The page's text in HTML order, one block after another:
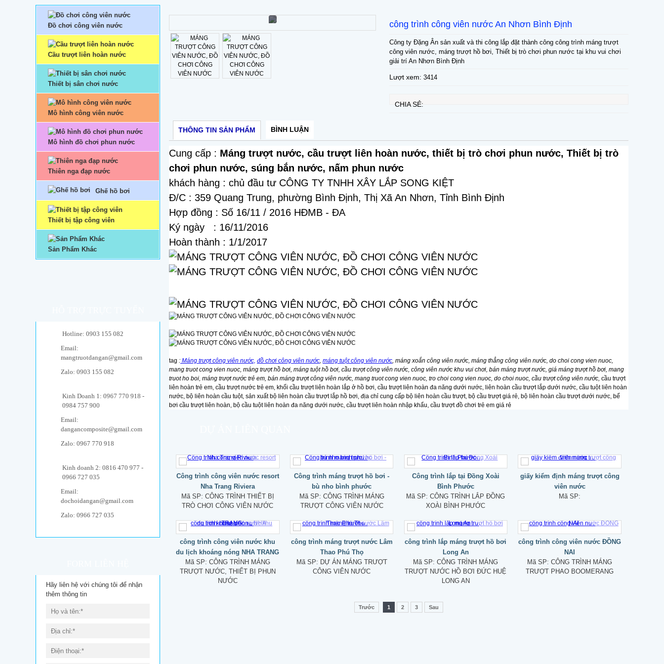
công trình công viên nước An Nhơn Bình Định
Công ty Đặng Ân sản xuất và thi công lắp đặt thành công công trình máng trượt
công viên nước, máng trượt hồ bơi, Thiết bị trò chơi phun nước tại khu vui chơi
giải trí An Nhơn Bình Định
Lượt xem: 3414
CHIA SẺ:
THÔNG TIN SẢN PHẨM BÌNH LUẬN
Cung cấp : Máng trượt nước, cầu trượt liên hoàn nước, thiết bị trò chơi phun nước, Thiết bị trò
chơi phun nước, súng bắn nước, nấm phun nước
khách hàng : chủ đầu tư CÔNG TY TNHH XÂY LẮP SONG KIỆT
Đ/C : 359 Quang Trung, phường Bình Định, Thị Xã An Nhơn, Tỉnh Bình Định
Hợp đồng : Số 16/11 / 2016 HĐMB - ĐA
Ký ngày : 16/11/2016
Hoàn thành : 1/1/2017
tag : Máng trượt công viên nước, đồ chơi công viên nước, máng tuột công viên nước, máng xoắn công viên nước, máng thẳng công viên nước, do choi cong vien nuoc,
mang truot cong vien nuoc, máng trượt hồ bơi, máng tuột hồ bơi, cầu trượt công viên nước, công viên nước khu vui chơi, bán máng trượt nước, giá máng trượt hồ bơi, mang
truot ho boi, máng trượt nước trẻ em, bán máng trượt công viên nước, mang truot cong vien nuoc, tro choi cong vien nuoc, do choi nuoc, cầu trượt công viên nước, cầu trượt
liên hoàn trẻ em, cầu trượt nước trẻ em, khối cầu trượt liên hoàn lắp ở hồ bơi, cầu trượt liên hoàn đa năng dưới nước, liên hoàn cầu trượt lắp dưới nước, cầu tuột liên hoàn
nước, bộ liên hoàn cầu tuột, sản xuất bộ liên hoàn cầu trượt lắp hồ bơi, địa chỉ cung cấp bộ liên hoàn cầu trượt, bộ cầu trượt giá rẻ, bộ liên hoàn cầu trượt dưới nước, bể
bơi cầu trượt liên hoàn, bộ cầu tuột liên hoàn đa năng dưới nước, cầu trượt liên hoàn nhập khẩu, cầu trượt đồ chơi trẻ em giá rẻ
Công trình công viên nước resort
Nha Trang Riviera
Mã SP: CÔNG TRÌNH THIẾT BỊ
TRÒ CHƠI CÔNG VIÊN NƯỚC
Công trình máng trượt hồ bơi -
bù nho bình phước
Mã SP: CÔNG TRÌNH MÁNG
TRƯỢT CÔNG VIÊN NƯỚC
Công trình lắp tại Đồng Xoài
Bình Phước
Mã SP:CÔNG TRÌNH LẮP ĐỒNG
XOÀI BÌNH PHƯỚC
giấy kiểm định máng trượt công
viên nước
Mã SP:
công trình công viên nước khu
du lịch khoáng nóng NHA TRANG
Mã SP: CÔNG TRÌNH MÁNG
TRƯỢT NƯỚC, THIẾT BỊ PHUN
NƯỚC
công trình máng trượt nước Lâm
Thao Phú Thọ
Mã SP: DỰ ÁN MÁNG TRƯỢT
CÔNG VIÊN NƯỚC
công trình lắp máng trượt hồ bơi
Long An
Mã SP:CÔNG TRÌNH MÁNG
TRƯỢT NƯỚC HỒ BƠI ĐỨC HUỆ
LONG AN
công trình công viên nước ĐỒNG
NAI
Mã SP:CÔNG TRÌNH MÁNG
TRƯỢT PHAO BOOMERANG
Trước 1 2 3 Sau
Đồ chơi công viên nước
Cầu trượt liên hoàn nước
Thiết bị sân chơi nước
Mô hình công viên nước
Mô hình đồ chơi phun nước
Thiên nga đạp nước
Ghế hồ bơi
Thiết bị tập công viên
Sản Phẩm Khác
Hotline: 0903 155 082
Email:
mangtruotdangan@gmail.com
Zalo: 0903 155 082
Kinh Doanh 1: 0967 770 918 -
0984 757 900
Email:
dangancomposite@gmail.com
Zalo: 0967 770 918
Kinh doanh 2: 0816 470 977 -
0966 727 035
Email:
dochoidangan@gmail.com
Zalo: 0966 727 035
Hãy liên hệ với chúng tôi để nhận
thêm thông tin